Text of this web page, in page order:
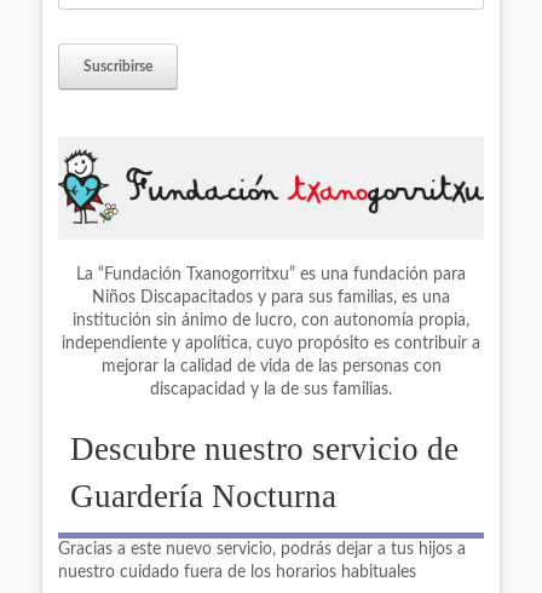
La “Fundación Txanogorritxu” es una fundación para
Niños Discapacitados y para sus familias, es una
institución sin ánimo de lucro, con autonomía propia,
independiente y apolítica, cuyo propósito es contribuir a
mejorar la calidad de vida de las personas con
discapacidad y la de sus familias.
Descubre nuestro servicio de
Guardería Nocturna
Gracias a este nuevo servicio, podrás dejar a tus hijos a
nuestro cuidado fuera de los horarios habituales